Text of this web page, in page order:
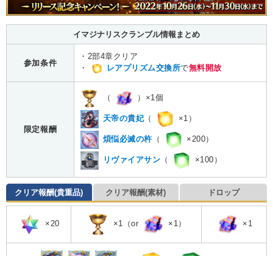
イマジナリスクランブル情報まとめ
参加条件
・2部4章クリア
・
レアプリズム交換所で無料開放
限定報酬
（ ）×1個
天帝の貴妃（ ×1）
煩悩必滅の杵 （ ×200）
リヴァイアサン （ ×100）
クリア報酬(貴重品) クリア報酬(素材) ドロップ
×20 ×1（or ×1） ×1